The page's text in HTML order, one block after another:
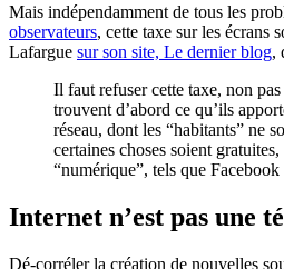
Mais indépendamment de tous les
observateurs, cette taxe sur les écrans
Lafargue sur son site, Le dernier blog,
Il faut refuser cette taxe, non
trouvent d’abord ce qu’ils
réseau, dont les “habitants” ne
certaines choses soient
“numérique”, tels que
Internet n’est pas une
Dé-corréler la création de nouvelles